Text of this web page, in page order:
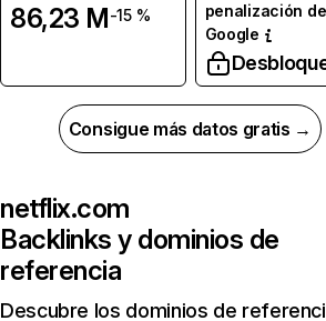
86,23 M-15 %
penalización de
Google
Consigue más datos gratis →
netflix.com
Backlinks y dominios de
referencia
Descubre los dominios de